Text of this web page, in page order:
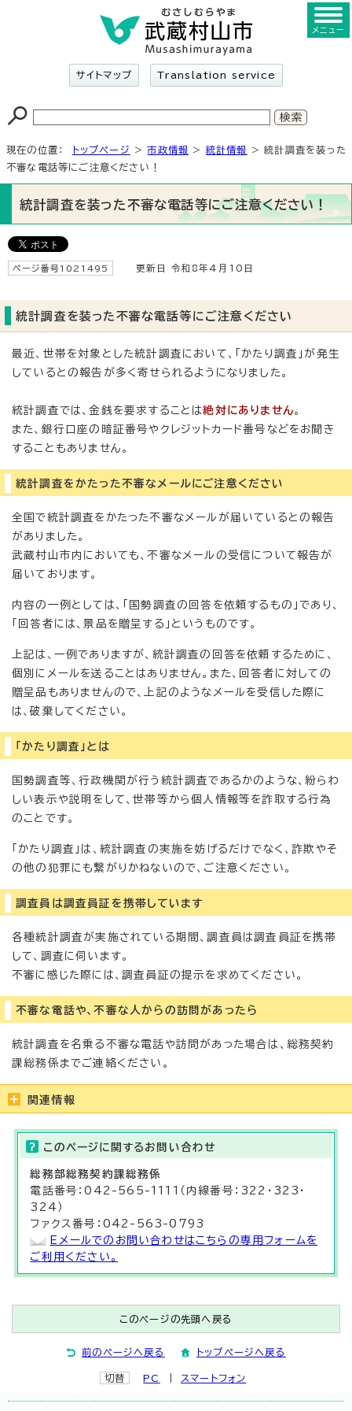
サイトマップ Translation service
メニュー
現在の位置： トップページ >市政情報 > 統計情報
> 統計調査を装った
不審な電話等にご注意ください！
統計調査を装った不審な電話等にご注意ください！
ページ番号1021495 更新日 令和8年4月10日
統計調査を装った不審な電話等にご注意ください
最近、世帯を対象とした統計調査において、「かたり調査」が発生
しているとの報告が多く寄せられるようになりました。
統計調査では、金銭を要求することは絶対にありません。
また、銀行口座の暗証番号やクレジットカード番号などをお聞き
することもありません。
統計調査をかたった不審なメールにご注意ください
全国で統計調査をかたった不審なメールが届いているとの報告
がありました。
武蔵村山市内においても、不審なメールの受信について報告が
届いております。
内容の一例としては、「国勢調査の回答を依頼するもの」であり、
「回答者には、景品を贈呈する」というものです。
上記は、一例でありますが、統計調査の回答を依頼するために、
個別にメールを送ることはありません。また、回答者に対しての
贈呈品もありませんので、上記のようなメールを受信した際に
は、破棄してください。
「かたり調査」とは
国勢調査等、行政機関が行う統計調査であるかのような、紛らわ
しい表示や説明をして、世帯等から個人情報等を詐取する行為
のことです。
「かたり調査」は、統計調査の実施を妨げるだけでなく、詐欺やそ
の他の犯罪にも繋がりかねないので、ご注意ください。
調査員は調査員証を携帯しています
各種統計調査が実施されている期間、調査員は調査員証を携帯
して、調査に伺います。
不審に感じた際には、調査員証の提示を求めてください。
不審な電話や、不審な人からの訪問があったら
統計調査を名乗る不審な電話や訪問があった場合は、総務契約
課総務係までご連絡ください。
関連情報
このページに関する お問い合わせ
総務部総務契約課総務係
電話番号：042-565-1111（内線番号：322・323・
324）
ファクス番号：042-563-0793
Eメールでのお問い合わせはこちらの専用フォームを
ご利用ください。
このページの先頭へ戻る
前のページへ戻る トップページへ戻る
切替 PC スマートフォン